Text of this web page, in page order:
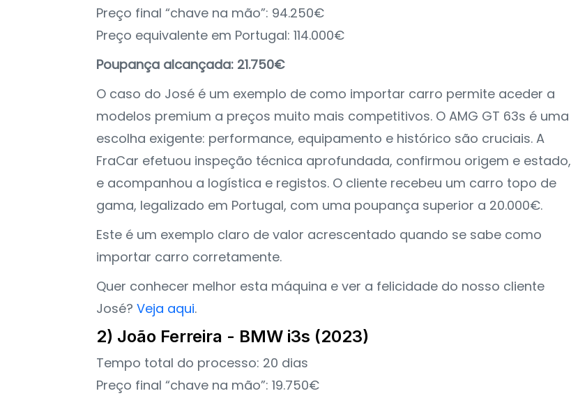
Preço final “chave na mão”: 94.250€
Preço equivalente em Portugal: 114.000€
Poupança alcançada: 21.750€
O caso do José é um exemplo de como importar carro permite aceder a
modelos premium a preços muito mais competitivos. O AMG GT 63s é uma
escolha exigente: performance, equipamento e histórico são cruciais. A
FraCar efetuou inspeção técnica aprofundada, confirmou origem e estado,
e acompanhou a logística e registos. O cliente recebeu um carro topo de
gama, legalizado em Portugal, com uma poupança superior a 20.000€.
Este é um exemplo claro de valor acrescentado quando se sabe como
importar carro corretamente.
Quer conhecer melhor esta máquina e ver a felicidade do nosso cliente
José? Veja aqui.
2) João Ferreira - BMW i3s (2023)
Tempo total do processo: 20 dias
Preço final “chave na mão”: 19.750€